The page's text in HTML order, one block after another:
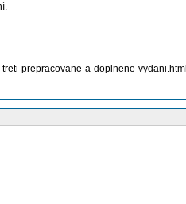
prepracovane-a-doplnene-vydani.html